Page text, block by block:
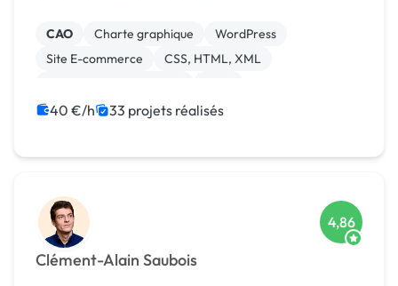
accompagnement mensu
CAO Charte graphique
WordPress
Site E-commerce
CSS, HTML, XML
Migration ou refonte de site
40 €/h 33 projets réalisés
Clément-Alain Saubois
4,86